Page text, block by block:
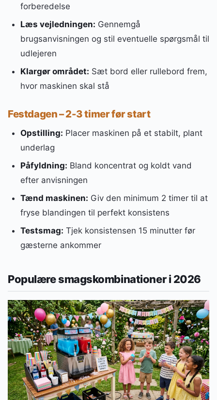
forberedelse
Læs vejledningen: Gennemgå
brugsanvisningen og stil eventuelle spørgsmål til
udlejeren
Klargør området: Sæt bord eller rullebord frem,
hvor maskinen skal stå
Festdagen – 2-3 timer før start
Opstilling: Placer maskinen på et stabilt, plant
underlag
Påfyldning: Bland koncentrat og koldt vand
efter anvisningen
Tænd maskinen: Giv den minimum 2 timer til at
fryse blandingen til perfekt konsistens
Testsmag: Tjek konsistensen 15 minutter før
gæsterne ankommer
Populære smagskombinationer i 2026